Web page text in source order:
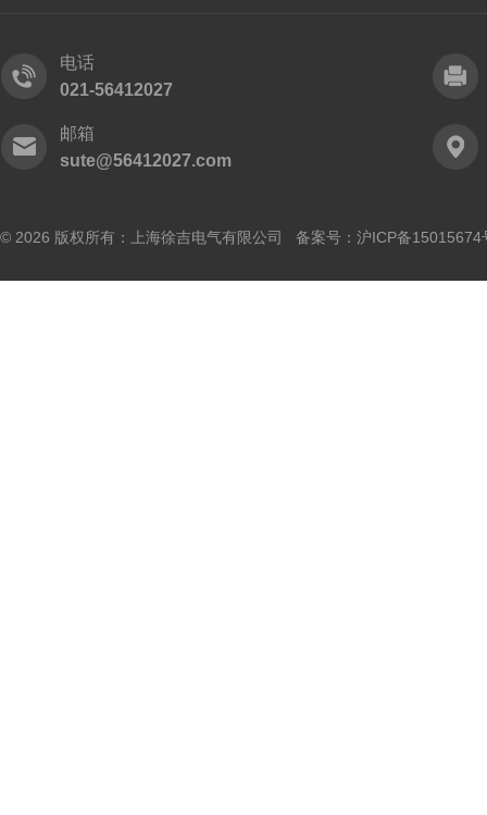
电话
021-56412027
邮箱
sute@56412027.com
© 2026 版权所有：上海徐吉电气有限公司 备案号： 沪ICP备15015674